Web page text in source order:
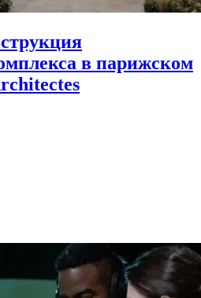
в парижском